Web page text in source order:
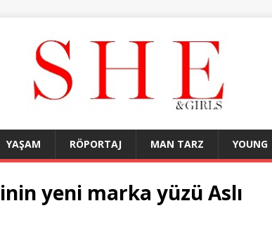
YAŞAM RÖPORTAJ MAN TARZ YOUNG
yeni marka yüzü Aslı